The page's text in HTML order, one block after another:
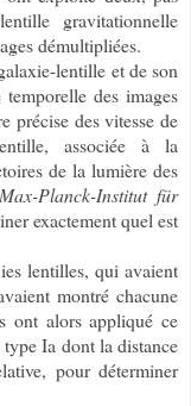
gravitationnelle
démultipliées.
lentille et de son
des images
précise des vitesse de
associée à la
de la lumière des
Planck-Institut für
exactement quel est
lentilles, qui avaient
montré chacune
ont alors appliqué ce
Ia dont la distance
pour déterminer